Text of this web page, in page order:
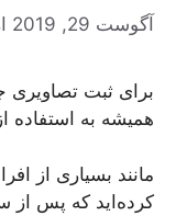
آگوست 29, 2019
برای ثبت تصاویری
همیشه به استفاده
مانند بسیاری از
کرده‌اید که پس از